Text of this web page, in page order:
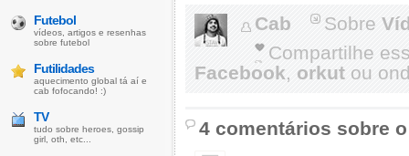
Cab Sobre
Compartilhe
Facebook, orkut ou
4 comentários sobre
Futebol
vídeos, artigos e resenhas
sobre futebol
Futilidades
aquecimento global tá aí e
cab fofocando! :)
TV
tudo sobre heroes, gossip
girl, oth, etc...